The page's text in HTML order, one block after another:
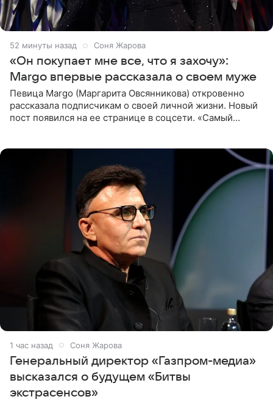
52 минуты назад Соня Жарова
«Он покупает мне все, что я захочу»:
Margo впервые рассказала о своем муже
Певица Margo (Маргарита Овсянникова) откровенно
рассказала подписчикам о своей личной жизни. Новый
пост появился на ее странице в соцсети. «Самый
1 час назад Соня Жарова
Генеральный директор «Газпром-медиа»
высказался о будущем «Битвы
экстрасенсов»